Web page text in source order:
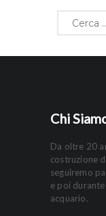
Ricerca
per:
Chi
Da oltre 20
costruzione
seguiremo
e poi
acquario.